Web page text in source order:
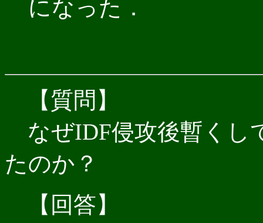
になった．
【質問】
なぜIDF侵攻後暫くし
たのか？
【回答】